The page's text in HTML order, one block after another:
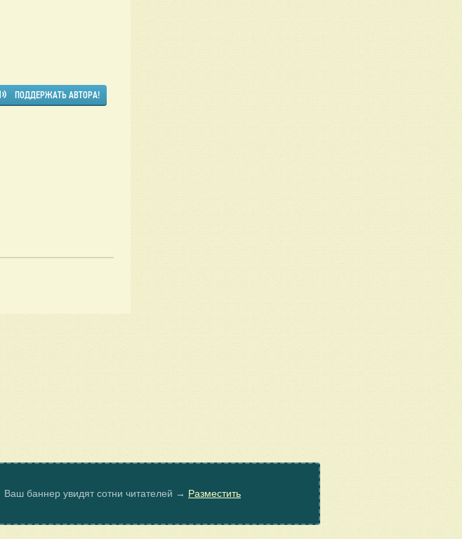
ПОДДЕРЖАТЬ АВТОРА!
Ваш баннер увидят сотни читателей → Разместить